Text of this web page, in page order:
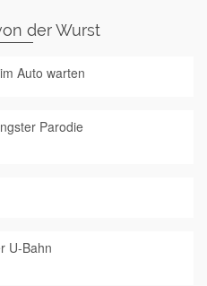
der Wurst
Auto warten
Parodie
U-Bahn